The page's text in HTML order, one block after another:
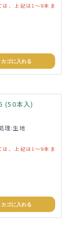
、上記は1～9本ま
カゴに入れる
(50本入)
理:生地
、上記は1～9本ま
カゴに入れる